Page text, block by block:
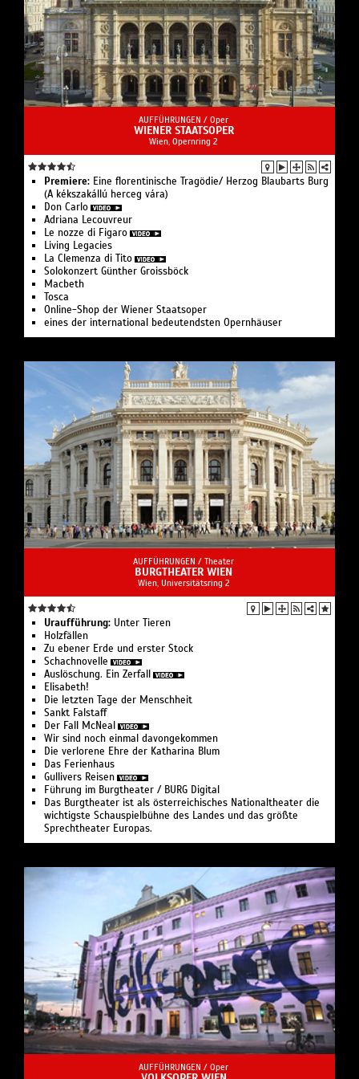
AUFFÜHRUNGEN / Oper
WIENER STAATSOPER
Wien, Opernring 2
Premiere: Eine floren­tinische Tragödie/ Herzog Blaubarts Burg
(A kékszakállú herceg vára)
Don Carlo
Adriana Lecouvreur
Le nozze di Figaro
Living Legacies
La Clemenza di Tito
Solo­konzert Günther Groissböck
Macbeth
Tosca
Online-Shop der Wiener Staatsoper
eines der international bedeutendsten Opernhäuser
AUFFÜHRUNGEN / Theater
BURGTHEATER WIEN
Wien, Universitätsring 2
Uraufführung: Unter Tieren
Holzfällen
Zu ebener Erde und erster Stock
Schachnovelle
Auslöschung. Ein Zerfall
Elisabeth!
Die letzten Tage der Menschheit
Sankt Falstaff
Der Fall McNeal
Wir sind noch einmal davongekommen
Die verlorene Ehre der Katharina Blum
Das Ferienhaus
Gullivers Reisen
Führung im Burgtheater / BURG Digital
Das Burgtheater ist als österreichisches Nationaltheater die
wichtigste Schauspielbühne des Landes und das größte
Sprechtheater Europas.
AUFFÜHRUNGEN / Oper